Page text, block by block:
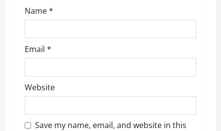
Name*
Email *
Website
Save my name, email, and website in this